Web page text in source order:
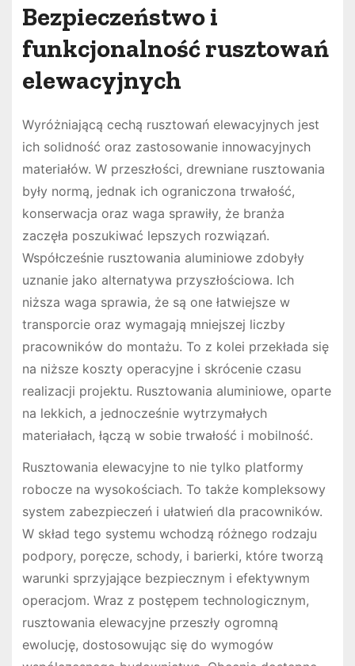
Bezpieczeństwo i
funkcjonalność rusztowań
elewacyjnych
Wyróżniającą cechą rusztowań elewacyjnych jest
ich solidność oraz zastosowanie innowacyjnych
materiałów. W przeszłości, drewniane rusztowania
były normą, jednak ich ograniczona trwałość,
konserwacja oraz waga sprawiły, że branża
zaczęła poszukiwać lepszych rozwiązań.
Współcześnie rusztowania aluminiowe zdobyły
uznanie jako alternatywa przyszłościowa. Ich
niższa waga sprawia, że są one łatwiejsze w
transporcie oraz wymagają mniejszej liczby
pracowników do montażu. To z kolei przekłada się
na niższe koszty operacyjne i skrócenie czasu
realizacji projektu. Rusztowania aluminiowe, oparte
na lekkich, a jednocześnie wytrzymałych
materiałach, łączą w sobie trwałość i mobilność.
Rusztowania elewacyjne to nie tylko platformy
robocze na wysokościach. To także kompleksowy
system zabezpieczeń i ułatwień dla pracowników.
W skład tego systemu wchodzą różnego rodzaju
podpory, poręcze, schody, i barierki, które tworzą
warunki sprzyjające bezpiecznym i efektywnym
operacjom. Wraz z postępem technologicznym,
rusztowania elewacyjne przeszły ogromną
ewolucję, dostosowując się do wymogów